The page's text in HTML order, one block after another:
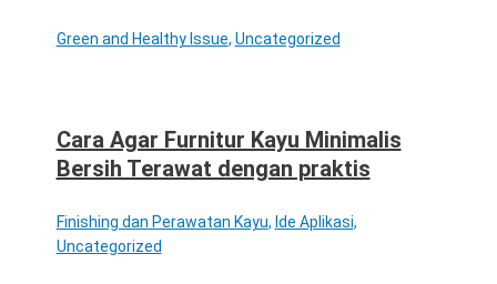
Green and Healthy Issue, Uncategorized
Cara Agar Furnitur Kayu Minimalis
Bersih Terawat dengan praktis
Finishing dan Perawatan Kayu, Ide Aplikasi,
Uncategorized